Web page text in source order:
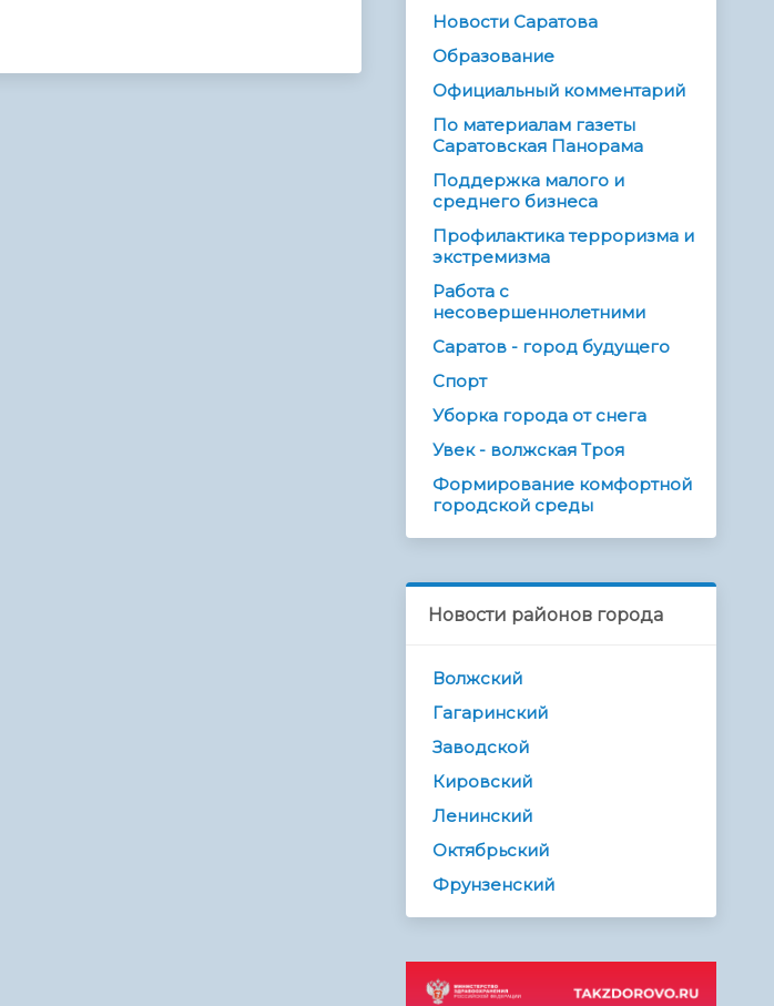
Новости Саратова
Образование
Официальный комментарий
По материалам газеты
Саратовская Панорама
Поддержка малого и
среднего бизнеса
Профилактика терроризма и
экстремизма
Работа с
несовершеннолетними
Саратов - город будущего
Спорт
Уборка города от снега
Увек - волжская Троя
Формирование комфортной
городской среды
Новости районов города
Волжский
Гагаринский
Заводской
Кировский
Ленинский
Октябрьский
Фрунзенский